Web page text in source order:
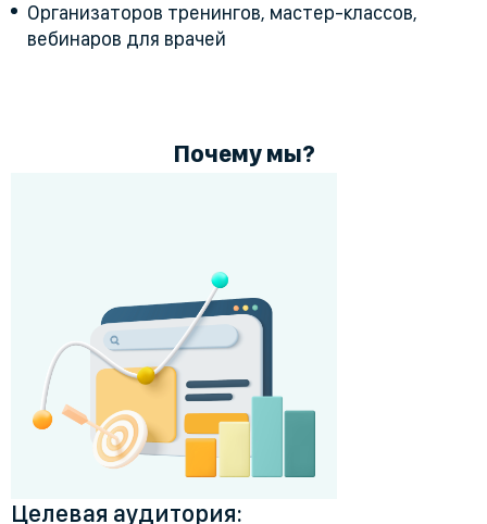
Организаторов тренингов, мастер-классов,
вебинаров для врачей
Почему мы?
Целевая аудитория: